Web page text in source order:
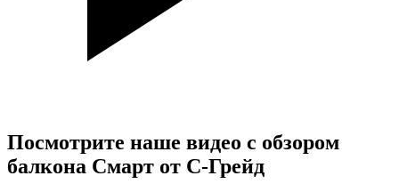
Посмотрите наше видео с обзором
балкона Смарт от С-Грейд